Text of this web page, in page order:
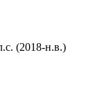
(2018-н.в.)